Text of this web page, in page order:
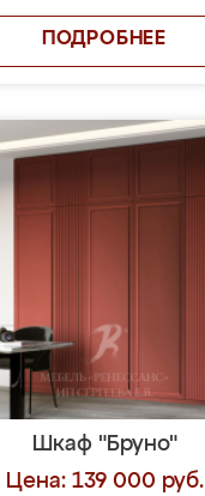
ПОДРОБНЕЕ
Шкаф "Бруно"
Цена: 139 000 руб.